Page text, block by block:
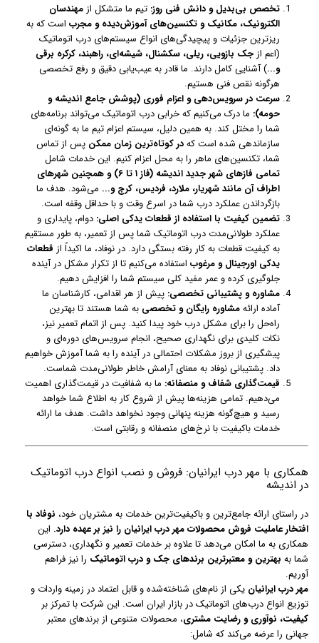
تخصص بی‌بدیل و دانش فنی روز: تیم ما متشکل از مهندسان
الکترونیک، مکانیک و تکنسین‌های آموزش‌دیده و مجرب است که به
ریزترین جزئیات و پیچیدگی‌های انواع سیستم‌های درب اتوماتیک
(اعم از جک بازویی، ریلی، سکشنال، شیشه‌ای، راهبند، کرکره برقی
و...) آشنایی کامل دارند. ما قادر به عیب‌یابی دقیق و رفع تخصصی
هرگونه نقص فنی هستیم.
سرعت در سرویس‌دهی و اعزام فوری (پوشش جامع اندیشه و
حومه): ما درک می‌کنیم که خرابی درب اتوماتیک می‌تواند برنامه‌های
شما را مختل کند. به همین دلیل، سیستم اعزام تیم ما به گونه‌ای
سازماندهی شده است کهدر کوتاه‌ترین زمان ممکن پس از تماس
شما، تکنسین‌های ماهر را به محل اعزام کنیم. این خدمات شامل
تمامی فازهای شهر جدید اندیشه (فاز ۱ تا ۶) و همچنین شهرهای
اطراف آن مانند شهریار، ملارد، فردیس، کرج و... می‌شود. هدف ما
بازگرداندن عملکرد درب شما در اسرع وقت و با حداقل وقفه است.
تضمین کیفیت با استفاده از قطعات یدکی اصلی: دوام، پایداری و
عملکرد طولانی‌مدت درب اتوماتیک شما پس از تعمیر، به طور مستقیم
به کیفیت قطعات به کار رفته بستگی دارد. در نوفاد، ما اکیداً از قطعات
یدکی اورجینال و مرغوب استفاده می‌کنیم تا از تکرار مشکل در آینده
جلوگیری کرده و عمر مفید کلی سیستم شما را افزایش دهیم.
مشاوره و پشتیبانی تخصصی: پیش از هر اقدامی، کارشناسان ما
آماده ارائهمشاوره رایگان و تخصصی به شما هستند تا بهترین
راه‌حل را برای مشکل درب خود پیدا کنید. پس از اتمام تعمیر نیز،
نکات کلیدی برای نگهداری صحیح، انجام سرویس‌های دوره‌ای و
پیشگیری از بروز مشکلات احتمالی در آینده را به شما آموزش خواهیم
داد. پشتیبانی نوفاد به معنای آرامش خاطر طولانی‌مدت شماست.
قیمت‌گذاری شفاف و منصفانه: ما به شفافیت در قیمت‌گذاری اهمیت
می‌دهیم. تمامی هزینه‌ها پیش از شروع کار به اطلاع شما خواهد
رسید و هیچ‌گونه هزینه پنهانی وجود نخواهد داشت. هدف ما ارائه
خدمات باکیفیت با نرخ‌های منصفانه و رقابتی است.
همکاری با مهر درب ایرانیان: فروش و نصب انواع درب اتوماتیک
در اندیشه
در راستای ارائه جامع‌ترین و باکیفیت‌ترین خدمات به مشتریان خود، نوفاد با
افتخار عاملیت فروش محصولات مهر درب ایرانیان را نیز بر عهده دارد. این
همکاری به ما امکان می‌دهد تا علاوه بر خدمات تعمیر و نگهداری، دسترسی
شما به بهترین و معتبرترین برندهای جک و درب اتوماتیک را نیز فراهم
آوریم.
مهر درب ایرانیان یکی از نام‌های شناخته‌شده و قابل اعتماد در زمینه واردات و
توزیع انواع درب‌های اتوماتیک در بازار ایران است. این شرکت با تمرکز بر
کیفیت، نوآوری و رضایت مشتری، محصولات متنوعی از برندهای معتبر
جهانی را عرضه می‌کند که شامل: